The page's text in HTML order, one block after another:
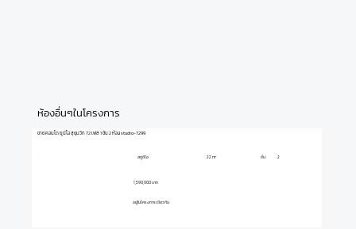
ห้องอื่นๆในโครงการ
ขายคอนโด ยูนิโอ สุขุมวิท 72 เฟส 1 ชั้น 2 ห้อง studio-7299
สตูดิโอ
1,590,000 บาท
ชั้น
22 m² 2
อยู่ในโครงการเดียวกัน